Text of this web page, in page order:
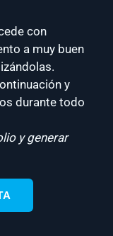
con
a muy buen
y
durante todo
y generar